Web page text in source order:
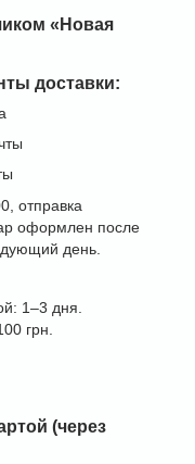
«Новая
доставки:
отправка
оформлен после
день.
1–3 дня.
грн.
(через